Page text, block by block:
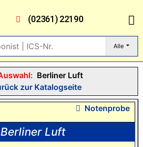
(02361) 22190
Alle
Berliner Luft
zur Katalogseite
Notenprobe
Berliner Luft